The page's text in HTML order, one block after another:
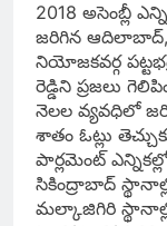
2018 అసెంబ్లీ
జరిగిన
నియోజకవర్గ
రెడ్డిని ప్రజలు
నెలల వ్యవధిలో
శాతం ఓట్లు
పార్లమెంట్‌
సికింద్రాబాద్‌
మల్కాజిగిరి